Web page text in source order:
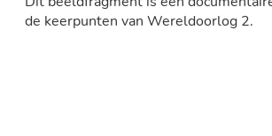
de keerpunten van Wereldoorlog 2.